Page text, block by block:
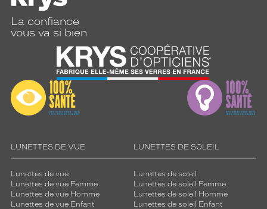
La confiance
vous va si bien
LUNETTES DE VUE
Lunettes de vue
Lunettes de vue Femme
Lunettes de vue Homme
Lunettes de vue Enfant
LUNETTES DE SOLEIL
Lunettes de soleil
Lunettes de soleil Femme
Lunettes de soleil Homme
Lunettes de soleil Enfant